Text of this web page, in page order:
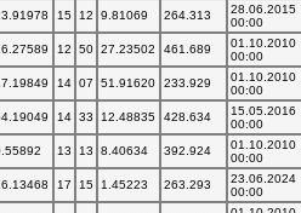
15 12 9.81069 264.313
28.06.2015
00:00
12 50 27.23502 461.689
01.10.2010
00:00
14 07 51.91620 233.929
01.10.2010
00:00
14 33 12.48835 428.634
15.05.2016
00:00
13 13 8.40634 392.924
01.10.2010
00:00
17 15 1.45223 263.293
23.06.2024
00:00